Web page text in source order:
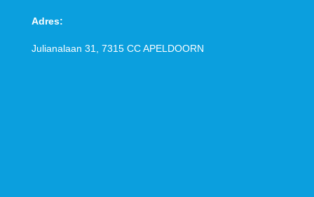
Adres:
Julianalaan 31, 7315 CCAPELDOORN